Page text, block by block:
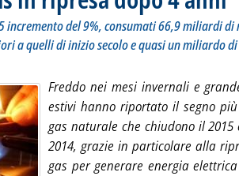
incremento del 9%, consumati 66,9 miliardi di
a quelli di inizio secolo e quasi un miliardo
Freddo nei mesi invernali e
estivi hanno riportato il segno
gas naturale che chiudono il
2014, grazie in particolare alla
gas per generare energia